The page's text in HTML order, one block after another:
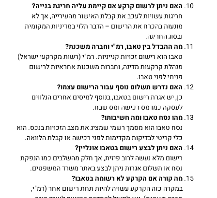
האם ניתן לרשום קרקע אם קיימת עליה חריגת בנייה?
חריגות עשויות לעכב את קבלת האישור מהעירייה, אך לא
מונעות בהכרח את הרישום – הדבר תלוי במדיניות המקומית
ובסוג החריגה.
מה ההבדל בין טאבו, רמ"י וחברה משכנת?
טאבו הוא רישום זכויות קנייניות. רמ"י (רשות מקרקעי ישראל)
מנהלת קרקעות מדינה, וחברות משכנות אחראיות לרישום
פנימי לפני טאבו.
האם נדרש תשלום נוסף עבור הרישום עצמו?
כן, יש אגרת רישום בטאבו, בנוסף למיסים אחרים הנלווים
לעסקה כמו מס רכישה ומס שבח.
מהו נסח טאבו ומה חשיבותו?
נסח טאבו הוא מסמך רשמי שמציג את מצב הזכויות בנכס. הוא
כלי קריטי לבדיקות מקדימות לפני רכישה או קבלת הלוואה.
האם ניתן לבצע רישום בטאבו אונליין?
רישום מלא נעשה לרוב פיזית, אך חלק מהשלבים כמו הנפקת
נסח או תשלום אגרות ניתן לבצע באתר משרד המשפטים.
מה קורה אם הקרקע לא רשומה בטאבו?
במקרה כזה הקרקע עשויה להיות תחת רישום אחר (רמ"י,